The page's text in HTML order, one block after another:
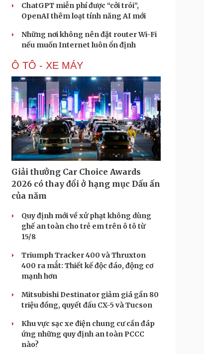
ChatGPT miễn phí được “cởi trói”,
OpenAI thêm loạt tính năng AI mới
Những nơi không nên đặt router Wi-Fi
nếu muốn Internet luôn ổn định
Ô TÔ - XE MÁY
Giải thưởng Car Choice Awards
2026 có thay đổi ở hạng mục Dấu ấn
của năm
Quy định mới về xử phạt không dùng
ghế an toàn cho trẻ em trên ô tô từ
15/8
Triumph Tracker 400 và Thruxton
400 ra mắt: Thiết kế độc đáo, động cơ
mạnh hơn
Mitsubishi Destinator giảm giá gần 80
triệu đồng, quyết đấu CX-5 và Tucson
Khu vực sạc xe điện chung cư cần đáp
ứng những quy định an toàn PCCC
nào?